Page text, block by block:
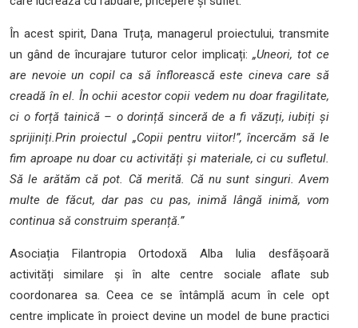
În acest spirit, Dana Truța, managerul proiectului, transmite
un gând de încurajare tuturor celor implicați:„Uneori, tot ce
are nevoie un copil ca să înflorească este cineva care să
creadă în el. În ochii acestor copii vedem nu doar fragilitate,
ci o forță tainică – o dorință sinceră de a fi văzuți, iubiți și
sprijiniți.Prin proiectul „Copii pentru viitor!”, încercăm să le
fim aproape nu doar cu activități și materiale, ci cu sufletul.
Să le arătăm că pot. Că merită. Că nu sunt singuri. Avem
multe de făcut, dar pas cu pas, inimă lângă inimă, vom
continua să construim speranță.”
Asociația Filantropia Ortodoxă Alba Iulia desfășoară
activități similare și în alte centre sociale aflate sub
coordonarea sa. Ceea ce se întâmplă acum în cele opt
centre implicate în proiect devine un model de bune practici